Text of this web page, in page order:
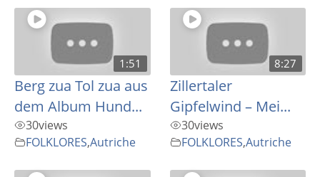
1:51
Berg zua Tol zua aus
dem Album Hund...
30views
FOLKLORES,Autriche
8:27
Zillertaler
Gipfelwind – Mei...
30views
FOLKLORES,Autriche